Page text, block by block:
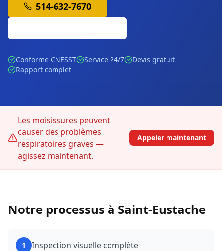
514-632-7670
Conforme CNESST Service 24/7
Devis gratuit
Rapport complet
Les moisissures peuvent
causer des problèmes
respiratoires graves —
agissez maintenant.
Appeler maintenant
Notre processus à Saint-Eustache
1 Inspection visuelle complète